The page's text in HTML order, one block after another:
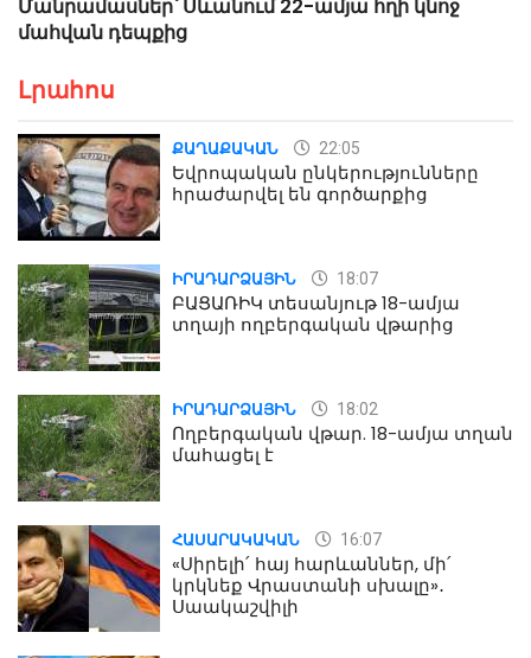
Մանրամասներ՝ Սևանում 22-ամյա հղի կնոջ
մահվան դեպքից
Լրահոս
ՔԱՂԱՔԱԿԱՆ 22:05
Եվրոպական ընկերությունները
հրաժարվել են գործարքից
ԻՐԱԴԱՐՁԱՅԻՆ 18:07
ԲԱՑԱՌԻԿ տեսանյութ 18-ամյա
տղայի ողբերգական վթարից
ԻՐԱԴԱՐՁԱՅԻՆ 18:02
Ողբերգական վթար. 18-ամյա տղան
մահացել է
ՀԱՍԱՐԱԿԱԿԱՆ 16:07
«Սիրելի՛ հայ հարևաններ, մի՛
կրկնեք Վրաստանի սխալը»․
Սաակաշվիլի